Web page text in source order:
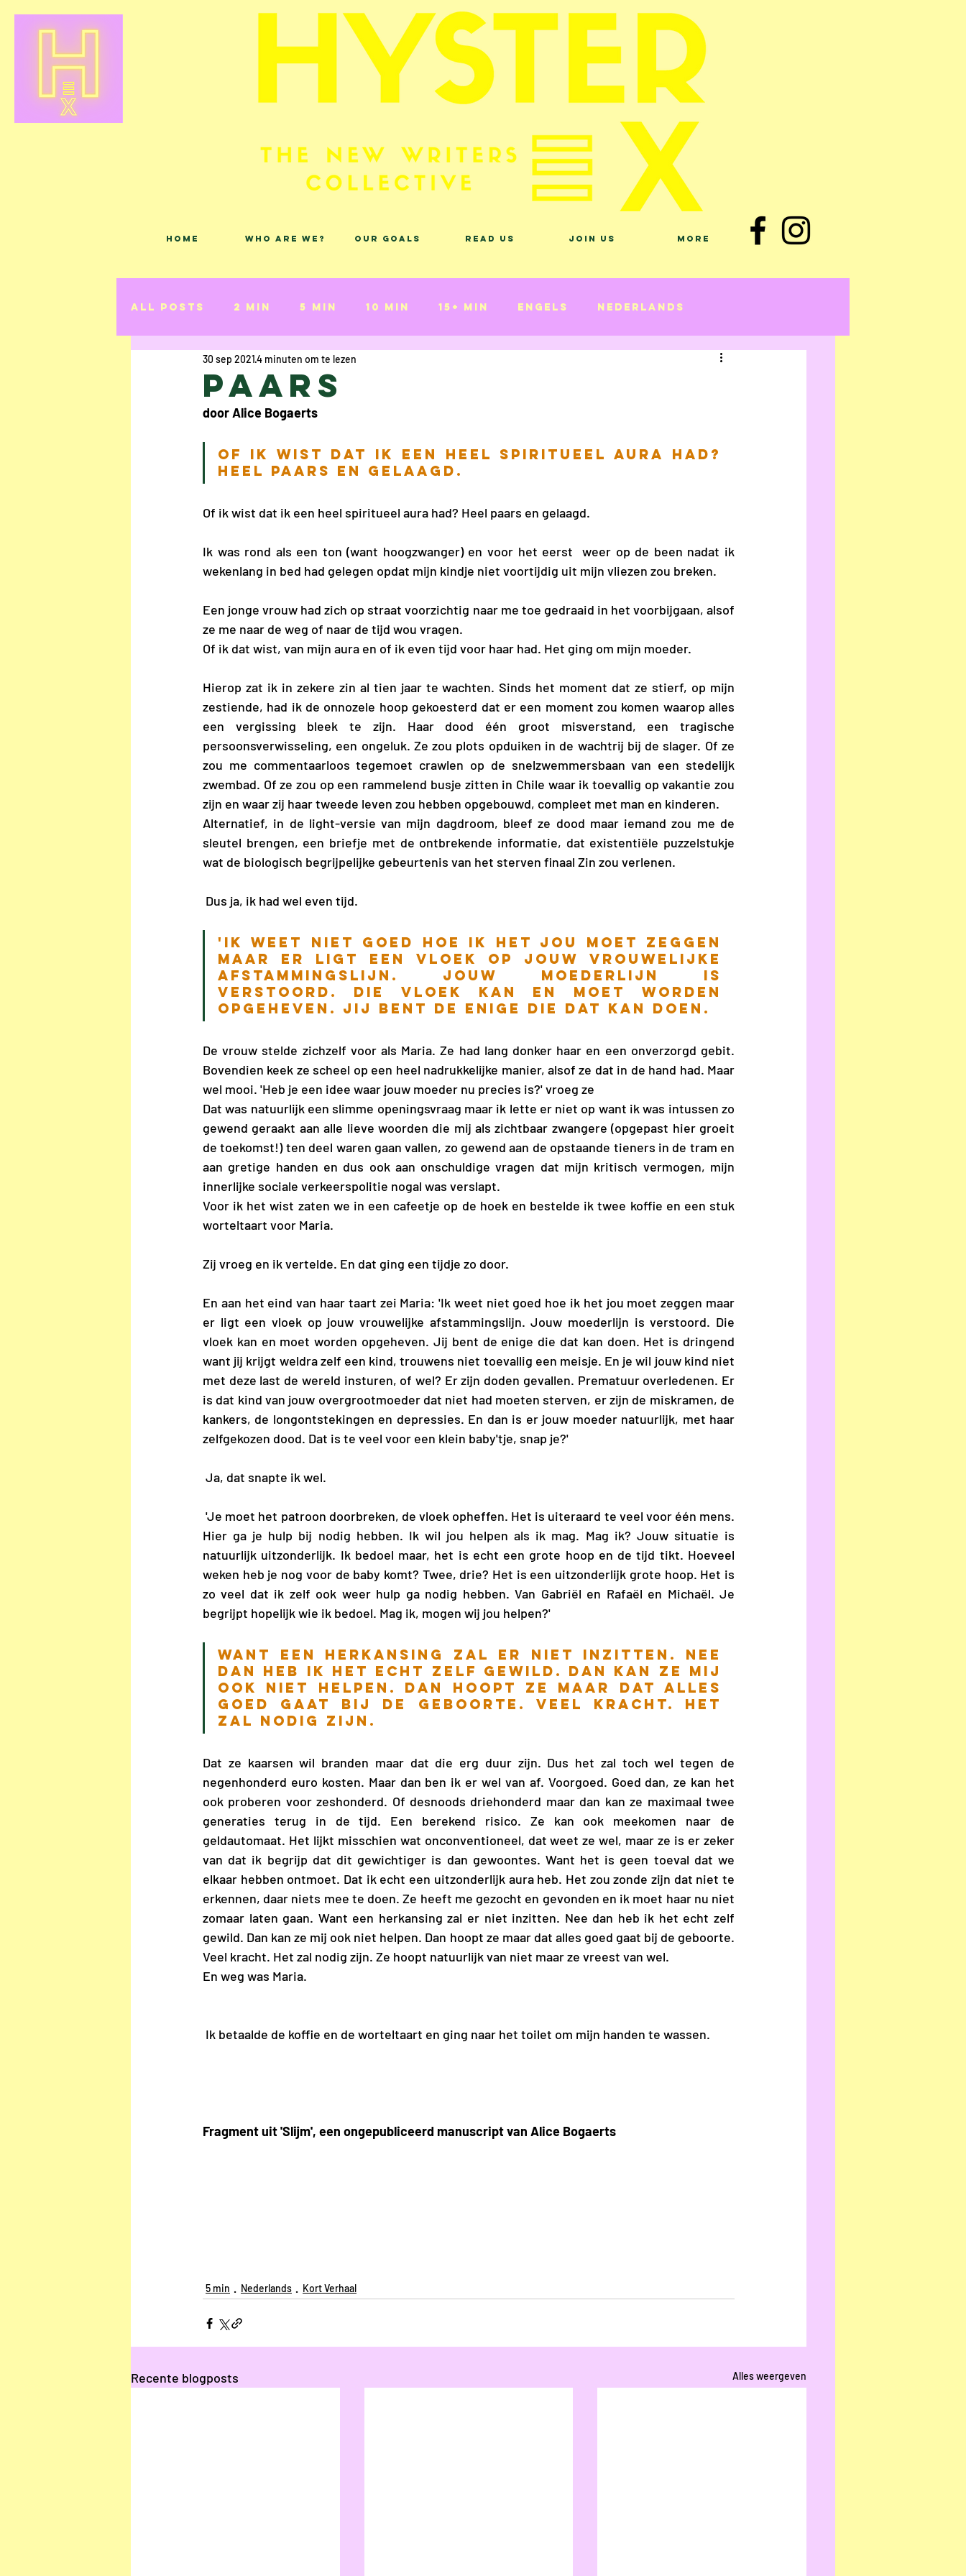
Home Who are we? Our Goals Read Us Join Us More
All Posts 2 min 5 min 10 min 15+ min Engels Nederlands
Kort Verhaal Gedicht
Anaïs Raes
Chloë Rasier Elke Vanoost Eva De Gelder
Paars
30 sep 20214 minuten om te lezen
door Alice Bogaerts
Of ik wist dat ik een heel spiritueel aura had?
Heel paars en gelaagd.
Of ik wist dat ik een heel spiritueel aura had? Heel paars en gelaagd.
Ik was rond als een ton (want hoogzwanger) en voor het eerst  weer op de been nadat ik
wekenlang in bed had gelegen opdat mijn kindje niet voortijdig uit mijn vliezen zou breken.
Een jonge vrouw had zich op straat voorzichtig naar me toe gedraaid in het voorbijgaan, alsof
ze me naar de weg of naar de tijd wou vragen.
Of ik dat wist, van mijn aura en of ik even tijd voor haar had. Het ging om mijn moeder.
Hierop zat ik in zekere zin al tien jaar te wachten. Sinds het moment dat ze stierf, op mijn
zestiende, had ik de onnozele hoop gekoesterd dat er een moment zou komen waarop alles
een vergissing bleek te zijn. Haar dood één groot misverstand, een tragische
persoonsverwisseling, een ongeluk. Ze zou plots opduiken in de wachtrij bij de slager. Of ze
zou me commentaarloos tegemoet crawlen op de snelzwemmersbaan van een stedelijk
zwembad. Of ze zou op een rammelend busje zitten in Chile waar ik toevallig op vakantie zou
zijn en waar zij haar tweede leven zou hebben opgebouwd, compleet met man en kinderen.
Alternatief, in de light-versie van mijn dagdroom, bleef ze dood maar iemand zou me de
sleutel brengen, een briefje met de ontbrekende informatie, dat existentiële puzzelstukje
wat de biologisch begrijpelijke gebeurtenis van het sterven finaal Zin zou verlenen.
Dus ja, ik had wel even tijd.
'Ik weet niet goed hoe ik het jou moet zeggen
maar er ligt een vloek op jouw vrouwelijke
afstammingslijn. Jouw moederlijn is
verstoord. Die vloek kan en moet worden
opgeheven. Jij bent de enige die dat kan doen.
De vrouw stelde zichzelf voor als Maria. Ze had lang donker haar en een onverzorgd gebit.
Bovendien keek ze scheel op een heel nadrukkelijke manier, alsof ze dat in de hand had. Maar
wel mooi. 'Heb je een idee waar jouw moeder nu precies is?' vroeg ze
Dat was natuurlijk een slimme openingsvraag maar ik lette er niet op want ik was intussen zo
gewend geraakt aan alle lieve woorden die mij als zichtbaar zwangere (opgepast hier groeit
de toekomst!) ten deel waren gaan vallen, zo gewend aan de opstaande tieners in de tram en
aan gretige handen en dus ook aan onschuldige vragen dat mijn kritisch vermogen, mijn
innerlijke sociale verkeerspolitie nogal was verslapt.
Voor ik het wist zaten we in een cafeetje op de hoek en bestelde ik twee koffie en een stuk
worteltaart voor Maria.
Zij vroeg en ik vertelde. En dat ging een tijdje zo door.
En aan het eind van haar taart zei Maria: 'Ik weet niet goed hoe ik het jou moet zeggen maar
er ligt een vloek op jouw vrouwelijke afstammingslijn. Jouw moederlijn is verstoord. Die
vloek kan en moet worden opgeheven. Jij bent de enige die dat kan doen. Het is dringend
want jij krijgt weldra zelf een kind, trouwens niet toevallig een meisje. En je wil jouw kind niet
met deze last de wereld insturen, of wel? Er zijn doden gevallen. Prematuur overledenen. Er
is dat kind van jouw overgrootmoeder dat niet had moeten sterven, er zijn de miskramen, de
kankers, de longontstekingen en depressies. En dan is er jouw moeder natuurlijk, met haar
zelfgekozen dood. Dat is te veel voor een klein baby'tje, snap je?'
Ja, dat snapte ik wel.
'Je moet het patroon doorbreken, de vloek opheffen. Het is uiteraard te veel voor één mens.
Hier ga je hulp bij nodig hebben. Ik wil jou helpen als ik mag. Mag ik? Jouw situatie is
natuurlijk uitzonderlijk. Ik bedoel maar, het is echt een grote hoop en de tijd tikt. Hoeveel
weken heb je nog voor de baby komt? Twee, drie? Het is een uitzonderlijk grote hoop. Het is
zo veel dat ik zelf ook weer hulp ga nodig hebben. Van Gabriël en Rafaël en Michaël. Je
begrijpt hopelijk wie ik bedoel. Mag ik, mogen wij jou helpen?'
Want een herkansing zal er niet inzitten. Nee
dan heb ik het echt zelf gewild. Dan kan ze mij
ook niet helpen. Dan hoopt ze maar dat alles
goed gaat bij de geboorte. Veel kracht. Het
zal nodig zijn.
Dat ze kaarsen wil branden maar dat die erg duur zijn. Dus het zal toch wel tegen de
negenhonderd euro kosten. Maar dan ben ik er wel van af. Voorgoed. Goed dan, ze kan het
ook proberen voor zeshonderd. Of desnoods driehonderd maar dan kan ze maximaal twee
generaties terug in de tijd. Een berekend risico. Ze kan ook meekomen naar de
geldautomaat. Het lijkt misschien wat onconventioneel, dat weet ze wel, maar ze is er zeker
van dat ik begrijp dat dit gewichtiger is dan gewoontes. Want het is geen toeval dat we
elkaar hebben ontmoet. Dat ik echt een uitzonderlijk aura heb. Het zou zonde zijn dat niet te
erkennen, daar niets mee te doen. Ze heeft me gezocht en gevonden en ik moet haar nu niet
zomaar laten gaan. Want een herkansing zal er niet inzitten. Nee dan heb ik het echt zelf
gewild. Dan kan ze mij ook niet helpen. Dan hoopt ze maar dat alles goed gaat bij de geboorte.
Veel kracht. Het zal nodig zijn. Ze hoopt natuurlijk van niet maar ze vreest van wel.
En weg was Maria.
Ik betaalde de koffie en de worteltaart en ging naar het toilet om mijn handen te wassen.
Fragment uit 'Slijm', een ongepubliceerd manuscript van Alice Bogaerts
5 min Nederlands Kort Verhaal
Recente blogposts Alles weergeven